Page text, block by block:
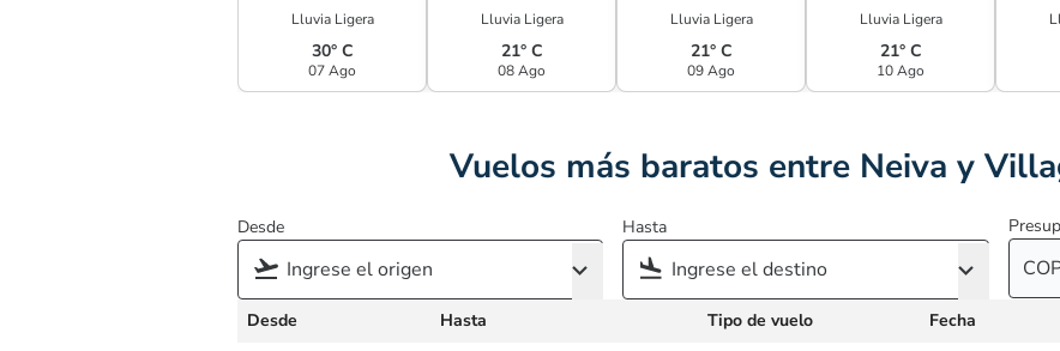
Lluvia Ligera
30° C
07 Ago
Lluvia Ligera
21° C
08 Ago
Lluvia Ligera
21° C
09 Ago
Lluvia Ligera
21° C
10 Ago
Vuelos más baratos entre Neiva y
Desde Hasta
Desde Hasta Tipo de vuelo Fecha